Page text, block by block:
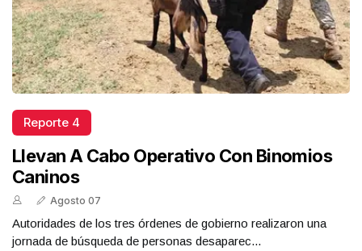
Reporte 4
Llevan A Cabo Operativo Con Binomios
Caninos
Agosto 07
Autoridades de los tres órdenes de gobierno realizaron una
jornada de búsqueda de personas desaparec...